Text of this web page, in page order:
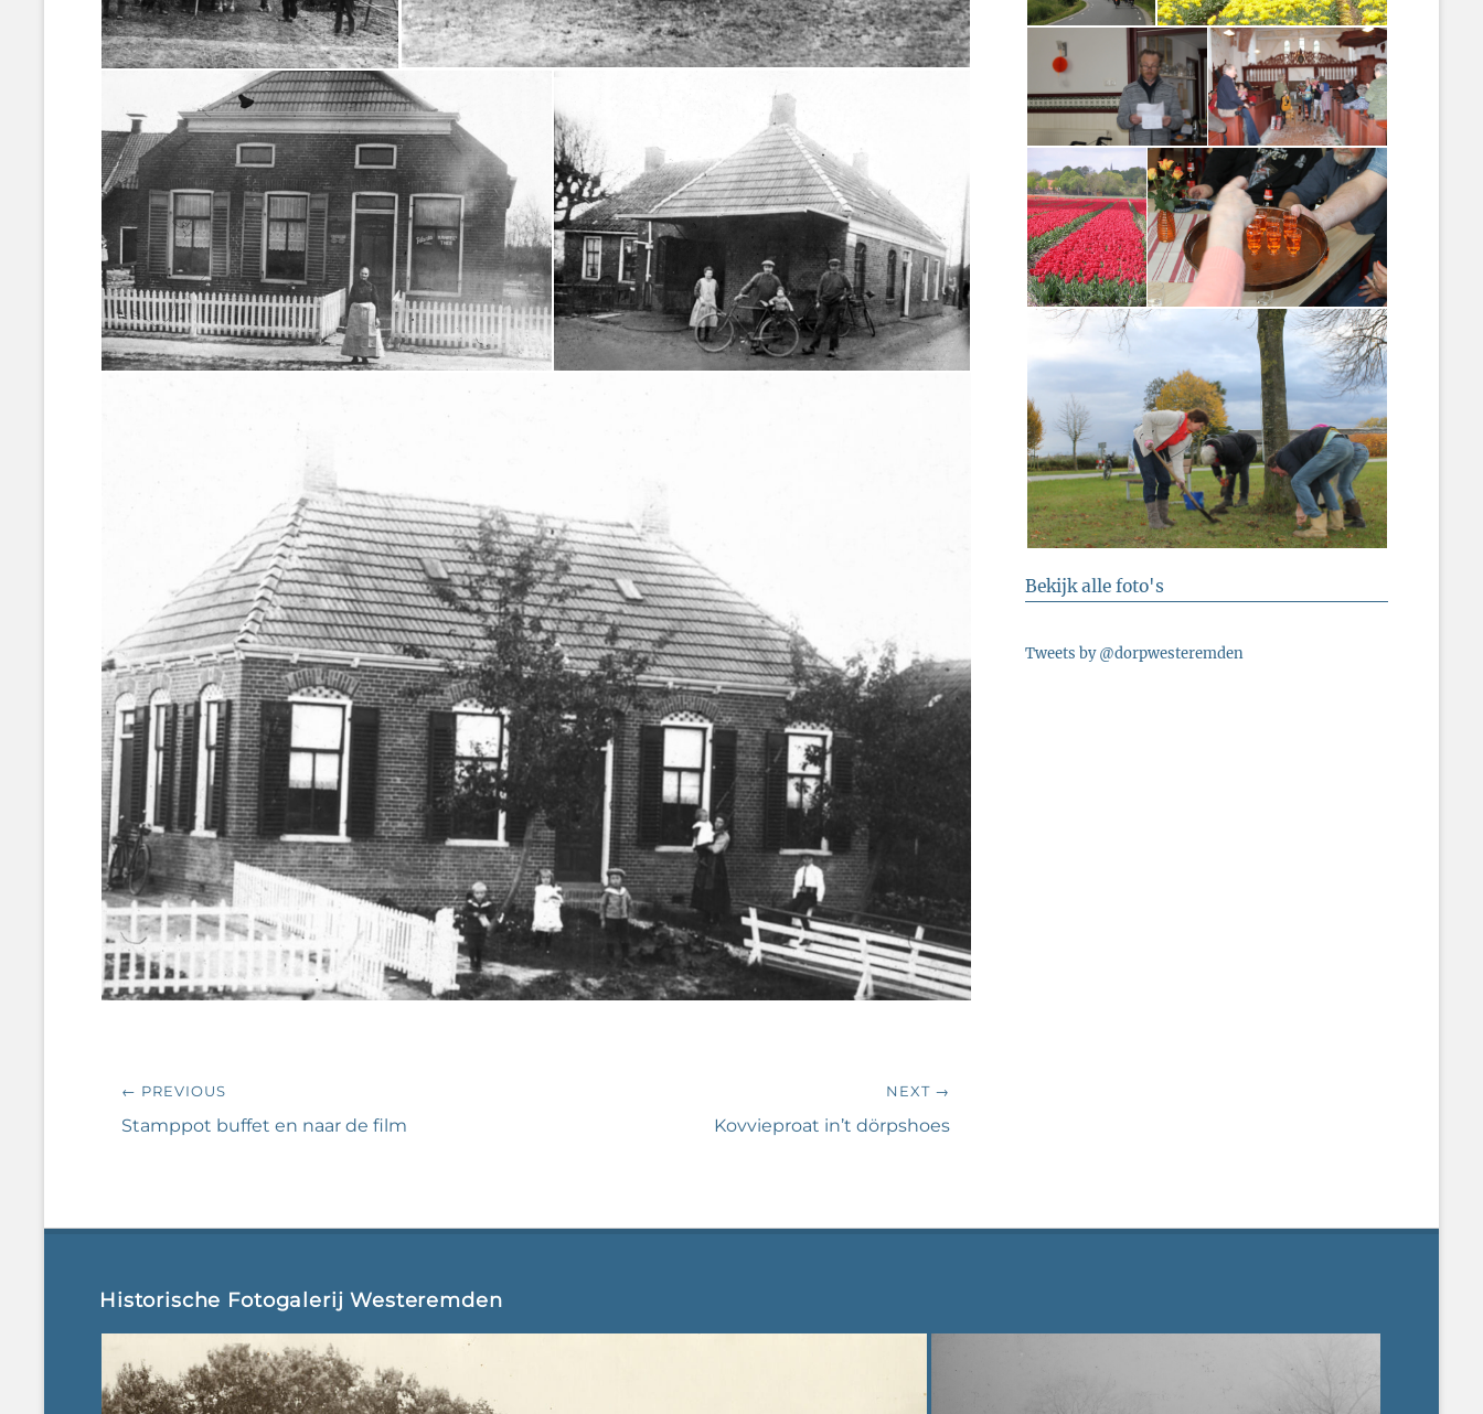
Bericht
navigatie
← PREVIOUS
Previous
Stamppot buffet en naar de film
NEXT →
Kovvieproat in’t dörpshoes
Bekijk alle foto's
Tweets by @dorpwesteremden
Historische Fotogalerij Westeremden